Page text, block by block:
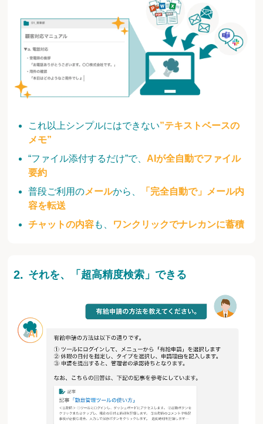
これ以上シンプルにはできない”テキストベースの
メモ”
“ファイル添付するだけ”で、 AIが全自動でファイル
要約
普段ご利用のメールから、
「完全自動で」メール内
容を転送
チャットの内容も、 ワンクリックでナレカンに蓄積
それを、「超高精度検索」できる